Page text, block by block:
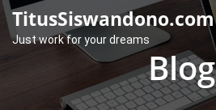
content
TitusSiswandono.com
Just work for your dreams
Blog